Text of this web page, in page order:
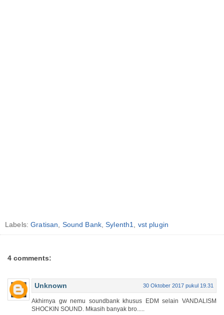
Labels:Gratisan Sound Bank,Sylenth1 vst plugin
4 comments:
Unknown 30 Oktober 2017 pukul 19.31
Akhirnya gw nemu soundbank khusus EDM selain VANDALISM
SHOCKIN SOUND. Mkasih banyak bro.....